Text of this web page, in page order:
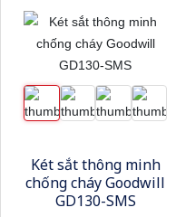
Két sắt thông minh
chống cháy Goodwill
GD130-SMS